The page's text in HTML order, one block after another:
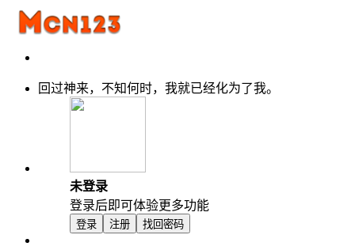
回过神来，不知何时，我就已经化为了我。
未登录
登录后即可体验更多功能
登录 注册 找回密码